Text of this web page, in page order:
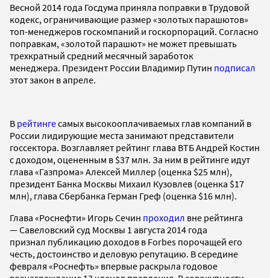
Весной 2014 года Госдума приняла поправки в Трудовой
кодекс, ограничивающие размер «золотых парашютов»
топ-менеджеров госкомпаний и госкорпораций. Согласно
поправкам, «золотой парашют» не может превышать
трехкратный средний месячный заработок
менеджера. Президент России Владимир Путин подписал
этот закон в апреле.
В рейтингесамых высокооплачиваемых глав компаний в
России лидирующие места занимают представители
госсектора. Возглавляет рейтинг глава ВТБ Андрей Костин
с доходом, оцененным в $37 млн. За ним в рейтинге идут
глава «Газпрома» Алексей Миллер (оценка $25 млн),
президент Банка Москвы Михаил Кузовлев (оценка $17
млн), глава Сбербанка Герман Греф (оценка $16 млн).
Глава «Роснефти» Игорь Сечин проходил вне рейтинга
— Савеловский суд Москвы 1 августа 2014 года
признал публикацию доходов в Forbes порочащей его
честь, достоинство и деловую репутацию. В середине
февраля «Роснефть» впервые раскрыла годовое